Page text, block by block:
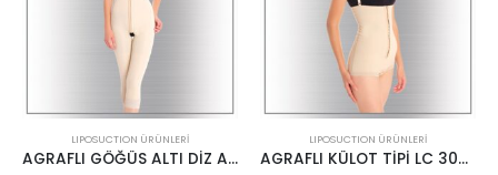
LIPOSUCTION ÜRÜNLERİ
AGRAFLI GÖĞÜS ALTI DİZ ALTI LC 300 LİPOCASE
LIPOSUCTION ÜRÜNLERİ
AGRAFLI KÜLOT TİPİ LC 302 LİPOCASE